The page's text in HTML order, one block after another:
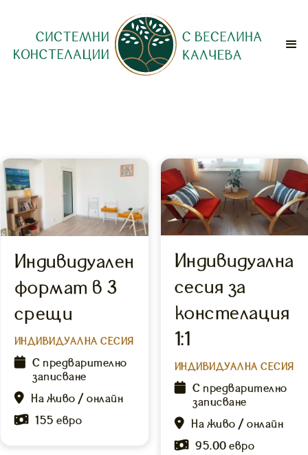
Индивидуален
формат в 3
срещи
ИНДИВИДУАЛНА СЕСИЯ
 С предварително
записване
 На живо / онлайн
 155 евро
Индивидуална
сесия за
констелация
1:1
ИНДИВИДУАЛНА СЕСИЯ
 С предварително
записване
 На живо / онлайн
 95.00 евро